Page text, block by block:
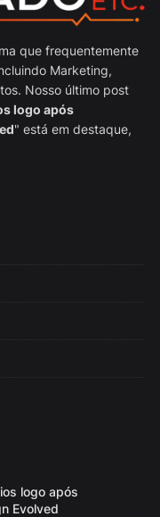
que frequentemente
Marketing,
Nosso último post
logo após
" está em destaque,
logo após
Evolved